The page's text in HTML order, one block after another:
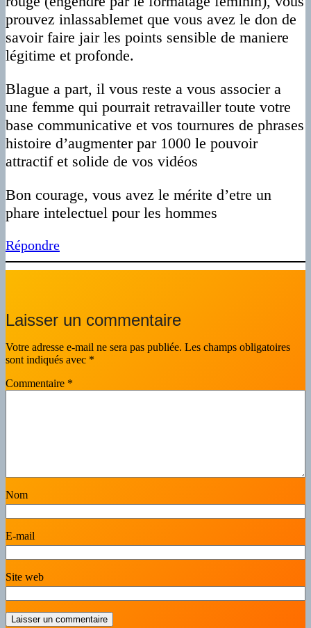
prouvez inlassablemet que vous avez le don de
savoir faire jair les points sensible de maniere
légitime et profonde.
Blague a part, il vous reste a vous associer a
une femme qui pourrait retravailler toute votre
base communicative et vos tournures de phrases
histoire d’augmenter par 1000 le pouvoir
attractif et solide de vos vidéos
Bon courage, vous avez le mérite d’etre un
phare intelectuel pour les hommes
Répondre
Laisser un commentaire
Votre adresse e-mail ne sera pas publiée. Les champs obligatoires
sont indiqués avec *
Commentaire *
Nom
E-mail
Site web